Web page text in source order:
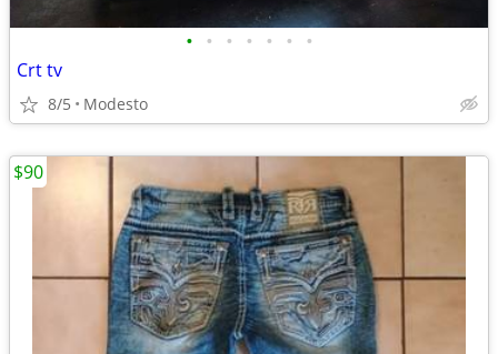
• • • • • • •
Crt tv
8/5 Modesto
$90